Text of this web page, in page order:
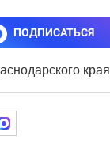
ПОДПИСАТЬСЯ
края